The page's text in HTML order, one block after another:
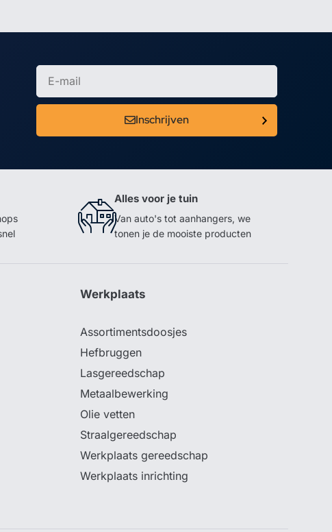
Inschrijven
Alles voor je tuin
Van auto's tot aanhangers, we
tonen je de mooiste producten
Werkplaats
Assortimentsdoosjes
Hefbruggen
Lasgereedschap
Metaalbewerking
Olie vetten
Straalgereedschap
Werkplaats gereedschap
Werkplaats inrichting